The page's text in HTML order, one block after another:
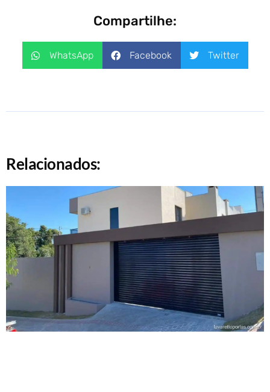
Compartilhe:
WhatsApp Facebook Twitter
Relacionados: